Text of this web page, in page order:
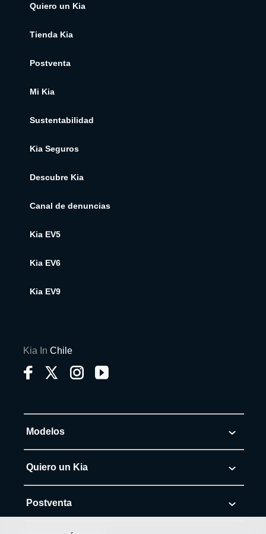
Quiero un Kia
Tienda Kia
Postventa
Mi Kia
Sustentabilidad
Kia Seguros
Descubre Kia
Canal de denuncias
Kia EV5
Kia EV6
Kia EV9
Kia In Chile
Modelos
Morning
Quiero un Kia
Cotiza tu Kia
Postventa